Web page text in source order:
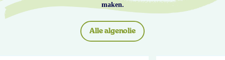
maken.
Alle algenolie